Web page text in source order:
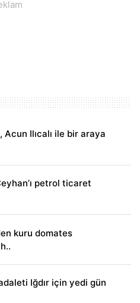
Acun Ilıcalı ile bir araya
petrol ticaret
kuru domates
Iğdır için yedi gün